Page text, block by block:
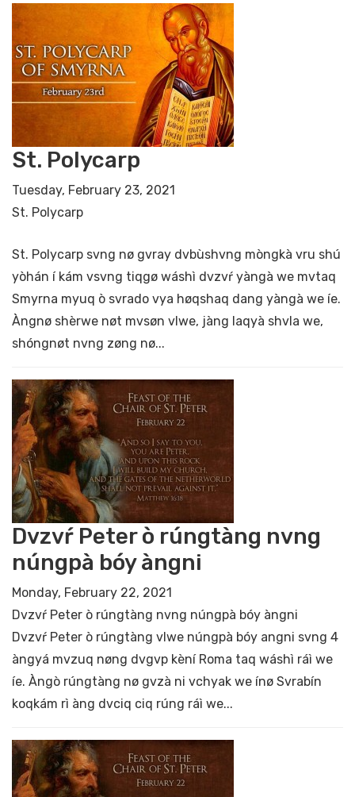
St. Polycarp
Tuesday, February 23, 2021
St. Polycarp
St. Polycarp svng nø gvray dvbùshvng mòngkà vru shú
yòhán í kám vsvng tiqgø wáshì dvzvŕ yàngà we mvtaq
Smyrna myuq ò svrado vya høqshaq dang yàngà we íe.
Àngnø shèrwe nøt mvsøn vlwe, jàng laqyà shvla we,
shóngnøt nvng zøng nø...
Dvzvŕ Peter ò rúngtàng nvng
núngpà bóy àngni
Monday, February 22, 2021
Dvzvŕ Peter ò rúngtàng nvng núngpà bóy àngni
Dvzvŕ Peter ò rúngtàng vlwe núngpà bóy angni svng 4
àngyá mvzuq nøng dvgvp kèní Roma taq wáshì ráì we
íe. Àngò rúngtàng nø gvzà ni vchyak we ínø Svrabín
koqkám rì àng dvciq ciq rúng ráì we...